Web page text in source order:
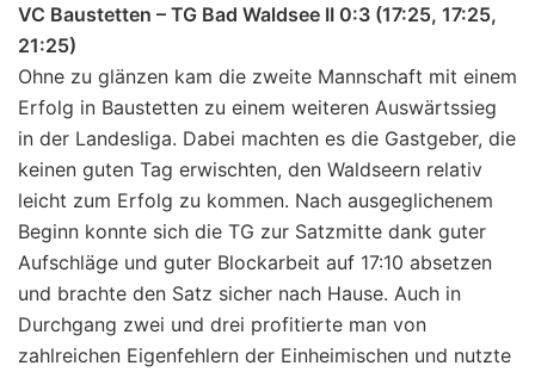
VC Baustetten – TG Bad Waldsee II 0:3 (17:25, 17:25,
21:25)
Ohne zu glänzen kam die zweite Mannschaft mit einem
Erfolg in Baustetten zu einem weiteren Auswärtssieg
in der Landesliga. Dabei machten es die Gastgeber, die
keinen guten Tag erwischten, den Waldseern relativ
leicht zum Erfolg zu kommen. Nach ausgeglichenem
Beginn konnte sich die TG zur Satzmitte dank guter
Aufschläge und guter Blockarbeit auf 17:10 absetzen
und brachte den Satz sicher nach Hause. Auch in
Durchgang zwei und drei profitierte man von
zahlreichen Eigenfehlern der Einheimischen und nutzte